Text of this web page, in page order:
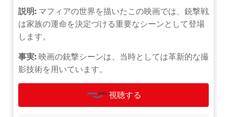
説明: マフィアの世界を描いたこの映画では、銃撃戦
は家族の運命を決定づける重要なシーンとして登場
します。
事実: 映画の銃撃シーンは、当時としては革新的な撮
影技術を用いています。
視聴する